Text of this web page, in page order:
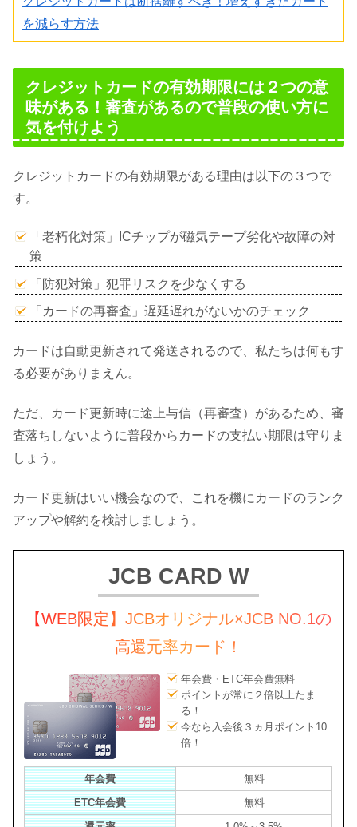
を減らす方法
クレジットカードの有効期限には２つの意
味がある！審査があるので普段の使い方に
気を付けよう
クレジットカードの有効期限がある理由は以下の３つで
す。
「老朽化対策」ICチップが磁気テープ劣化や故障の対
策
「防犯対策」犯罪リスクを少なくする
「カードの再審査」遅延遅れがないかのチェック
カードは自動更新されて発送されるので、私たちは何もす
る必要がありまえん。
ただ、カード更新時に途上与信（再審査）があるため、審
査落ちしないように普段からカードの支払い期限は守りま
しょう。
カード更新はいい機会なので、これを機にカードのランク
アップや解約を検討しましょう。
JCB CARD W
【WEB限定】JCBオリジナル×JCB NO.1の
高還元率カード！
年会費・ETC年会費無料
ポイントが常に２倍以上たま
る！
今なら入会後３ヵ月ポイント10
倍！
年会費
無料
ETC年会費
無料